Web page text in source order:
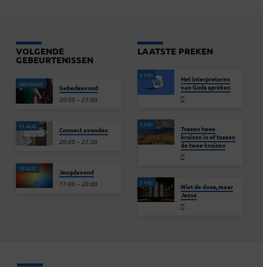
VOLGENDE
GEBEURTENISSEN
VANDAAG Gebedsavond
20:00 – 21:00
11 AUG Connect avonden
20:00 – 21:30
19 AUG Jeugdavond
17:00 – 20:00
LAATSTE PREKEN
3 MEI
Het interpreteren
van Gods spreken
3 MEI
Tussen twee
kruizen in of tussen
de twee kruizen
2 MEI
Niet de doos, maar
Jezus